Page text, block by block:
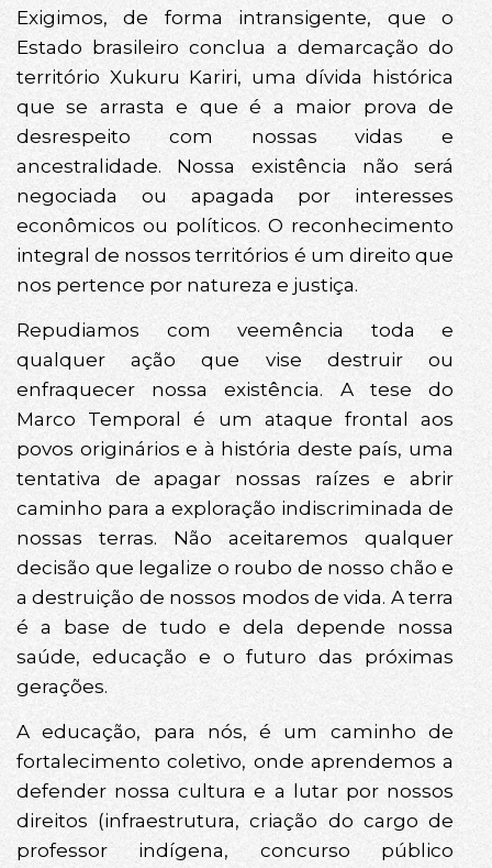
Exigimos, de forma intransigente, que o
Estado brasileiro conclua a demarcação do
território Xukuru Kariri, uma dívida histórica
que se arrasta e que é a maior prova de
desrespeito com nossas vidas e
ancestralidade. Nossa existência não será
negociada ou apagada por interesses
econômicos ou políticos. O reconhecimento
integral de nossos territórios é um direito que
nos pertence por natureza e justiça.
Repudiamos com veemência toda e
qualquer ação que vise destruir ou
enfraquecer nossa existência. A tese do
Marco Temporal é um ataque frontal aos
povos originários e à história deste país, uma
tentativa de apagar nossas raízes e abrir
caminho para a exploração indiscriminada de
nossas terras. Não aceitaremos qualquer
decisão que legalize o roubo de nosso chão e
a destruição de nossos modos de vida. A terra
é a base de tudo e dela depende nossa
saúde, educação e o futuro das próximas
gerações.
A educação, para nós, é um caminho de
fortalecimento coletivo, onde aprendemos a
defender nossa cultura e a lutar por nossos
direitos (infraestrutura, criação do cargo de
professor indígena, concurso público